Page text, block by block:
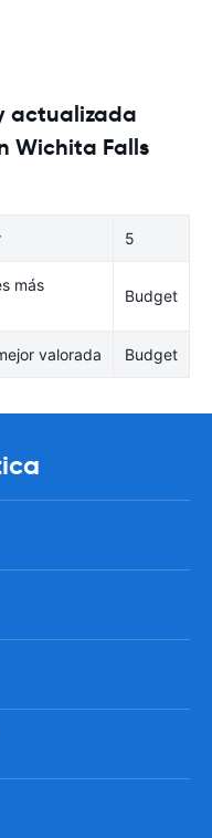
actualizada
Wichita Falls
5
más
Budget
valorada Budget